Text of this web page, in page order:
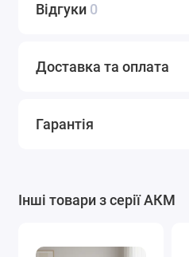
Відгуки 0
Доставка та оплата
Гарантія
Інші товари з серії АКМ